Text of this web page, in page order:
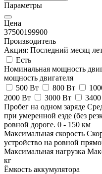
Параметры
Цена
37500199900
Производитель
Акция: Последний месяц
Есть
Номинальная мощность
мощность двигателя
500 Вт
800 Вт
2000 Вт
3000 Вт
Пробег на одном заряде
при умеренной езде (без
ровной дороге. 0 - 150 км
Максимальная скорость
устройство на ровной
Максимальная нагрузка
кг
Ёмкость аккумулятора